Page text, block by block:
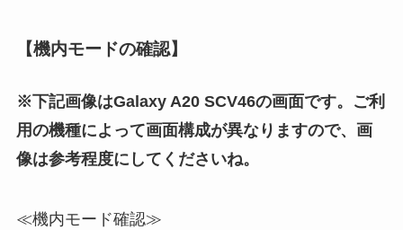
【機内モードの確認】
※下記画像はGalaxy A20 SCV46の画面です。ご利
用の機種によって画面構成が異なりますので、画
像は参考程度にしてくださいね。
≪機内モード確認≫